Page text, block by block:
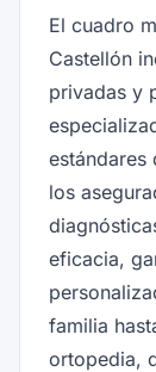
El cuadro
Castellón
privadas y
estándares
los
eficacia,
familia
ortopedia,